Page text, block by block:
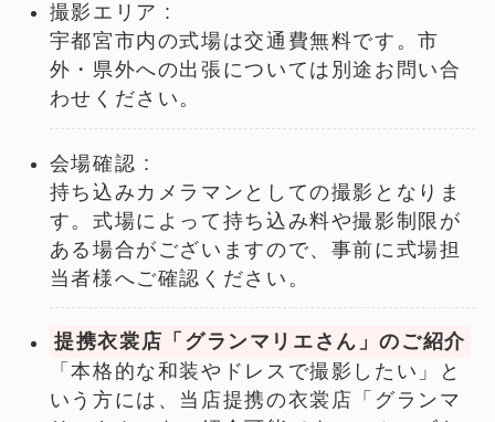
撮影エリア :
宇都宮市内の式場は交通費無料です。市
外・県外への出張については別途お問い合
わせください。
会場確認 :
持ち込みカメラマンとしての撮影となりま
す。式場によって持ち込み料や撮影制限が
ある場合がございますので、事前に式場担
当者様へご確認ください。
提携衣裳店「グランマリエさん」のご紹介
「本格的な和装やドレスで撮影したい」と
いう方には、当店提携の衣裳店「グランマ